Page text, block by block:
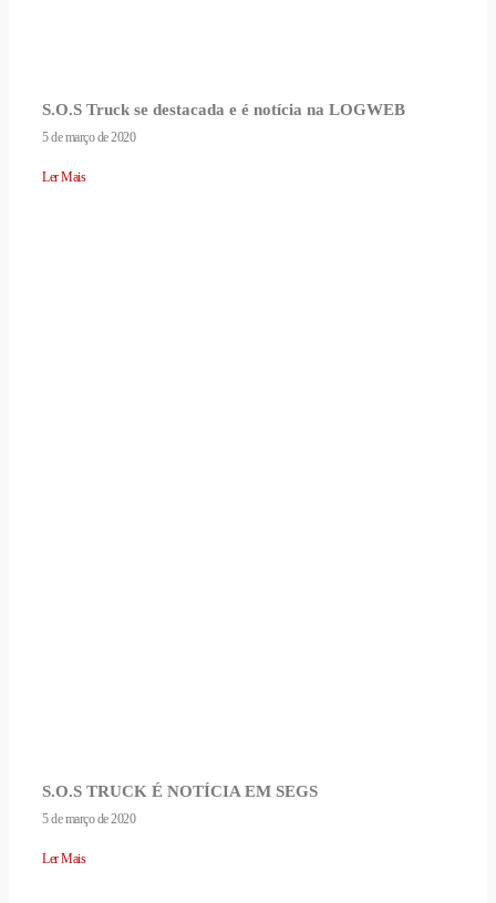
S.O.S Truck se destacada e é notícia na LOGWEB
5 de março de 2020
Ler Mais
S.O.S TRUCK É NOTÍCIA EM SEGS
5 de março de 2020
Ler Mais